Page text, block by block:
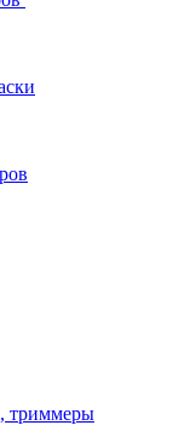
триммеры